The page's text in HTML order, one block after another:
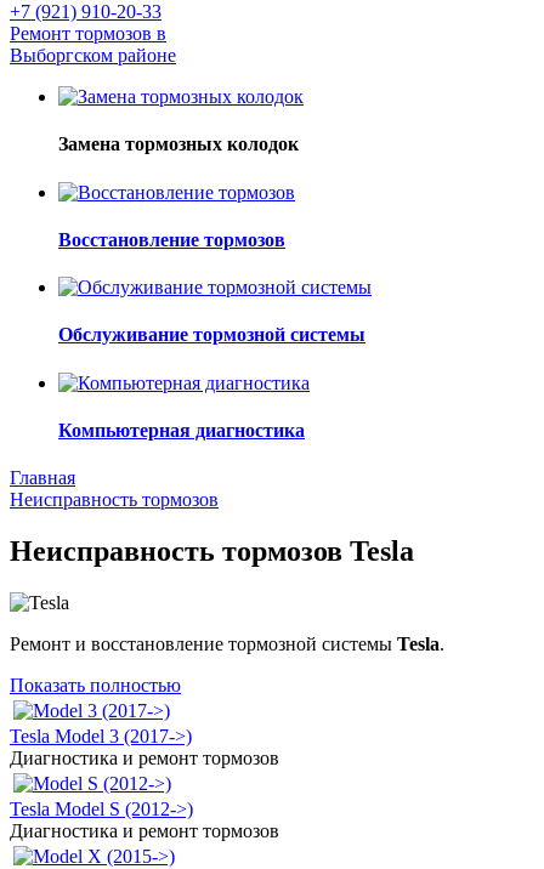
+7 (921) 910-20-33
Ремонт тормозов в
Выборгском районе
Замена тормозных колодок
Восстановление тормозов
Обслуживание тормозной системы
Компьютерная диагностика
Главная
Неисправность тормозов
Неисправность тормозов Tesla
Ремонт и восстановление тормозной системы Tesla.
Показать полностью
Tesla Model 3 (2017->)
Диагностика и ремонт тормозов
Tesla Model S (2012->)
Диагностика и ремонт тормозов